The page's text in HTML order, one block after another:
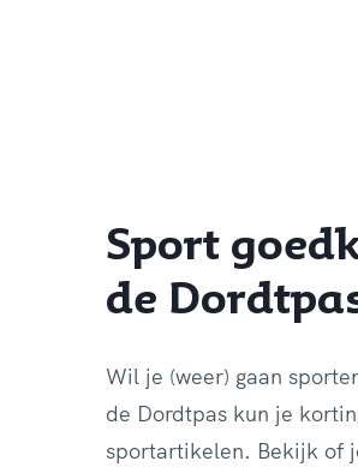
Sport
de
Wil je (weer) gaan
de Dordtpas kun je
sportartikelen. Bekijk of